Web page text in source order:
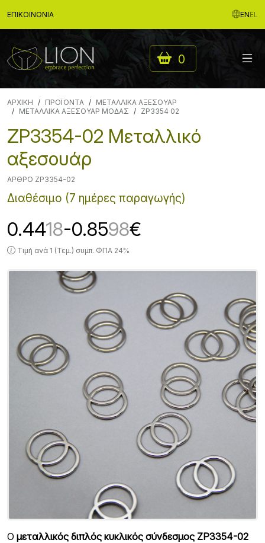
ΕΠΙΚΟΙΝΩΝΊΑ ENEL
0
ΑΡΧΙΚΉ ΠΡΟΪΟΝΤΑ
ΜΕΤΑΛΛΙΚΑ ΑΞΕΣΟΥΑΡ
ΜΕΤΑΛΛΙΚΑ ΑΞΕΣΟΥΑΡ ΜΟΔΑΣ
ZP3354 02
ZP3354-02 Μεταλλικό
αξεσουάρ
ΆΡΘΡΟ ZP3354-02
Διαθέσιμο (7 ημέρες παραγωγής)
0.4418-0.8598€
Τιμή ανά 1 (Τεμ.) συμπ. ΦΠΑ 24%
Ο μεταλλικός διπλός κυκλικός σύνδεσμος ZP3354-02